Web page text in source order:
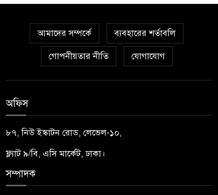
আমাদের সম্পর্কে ব্যবহারের শর্তাবলি
গোপনীয়তার নীতি যোগাযোগ
অফিস
৮৭, নিউ ইস্কাটন রোড, লেভেল-১০,
ফ্ল্যাট ৯/বি, এসি মার্কেট, ঢাকা।
সম্পাদক